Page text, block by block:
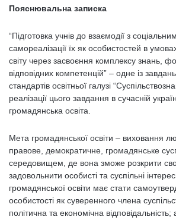
Пояснювальна записка
“Підготовка учнів до взаємодії з
самореалізації їх як особистостей в
світу через засвоєння комплексу знань,
відповідних компетенцій” – одне із
стандартів освітньої галузі
реалізації цього завдання в сучасній
громадянська освіта.
Мета громадянської освіти – виховання
правове, демократичне, громадянське
середовищем, де вона зможе розкрити
задовольнити особисті та суспільні
громадянської освіти має стати
особистості як суверенного члена
політична та економічна відповідальність;